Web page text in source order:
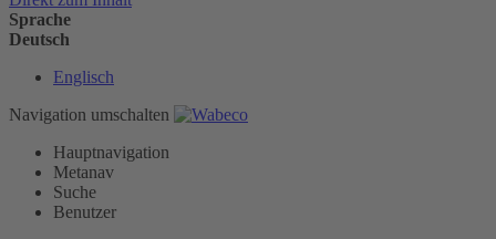
Sprache
Deutsch
Englisch
Navigation umschalten
Hauptnavigation
Metanav
Suche
Benutzer